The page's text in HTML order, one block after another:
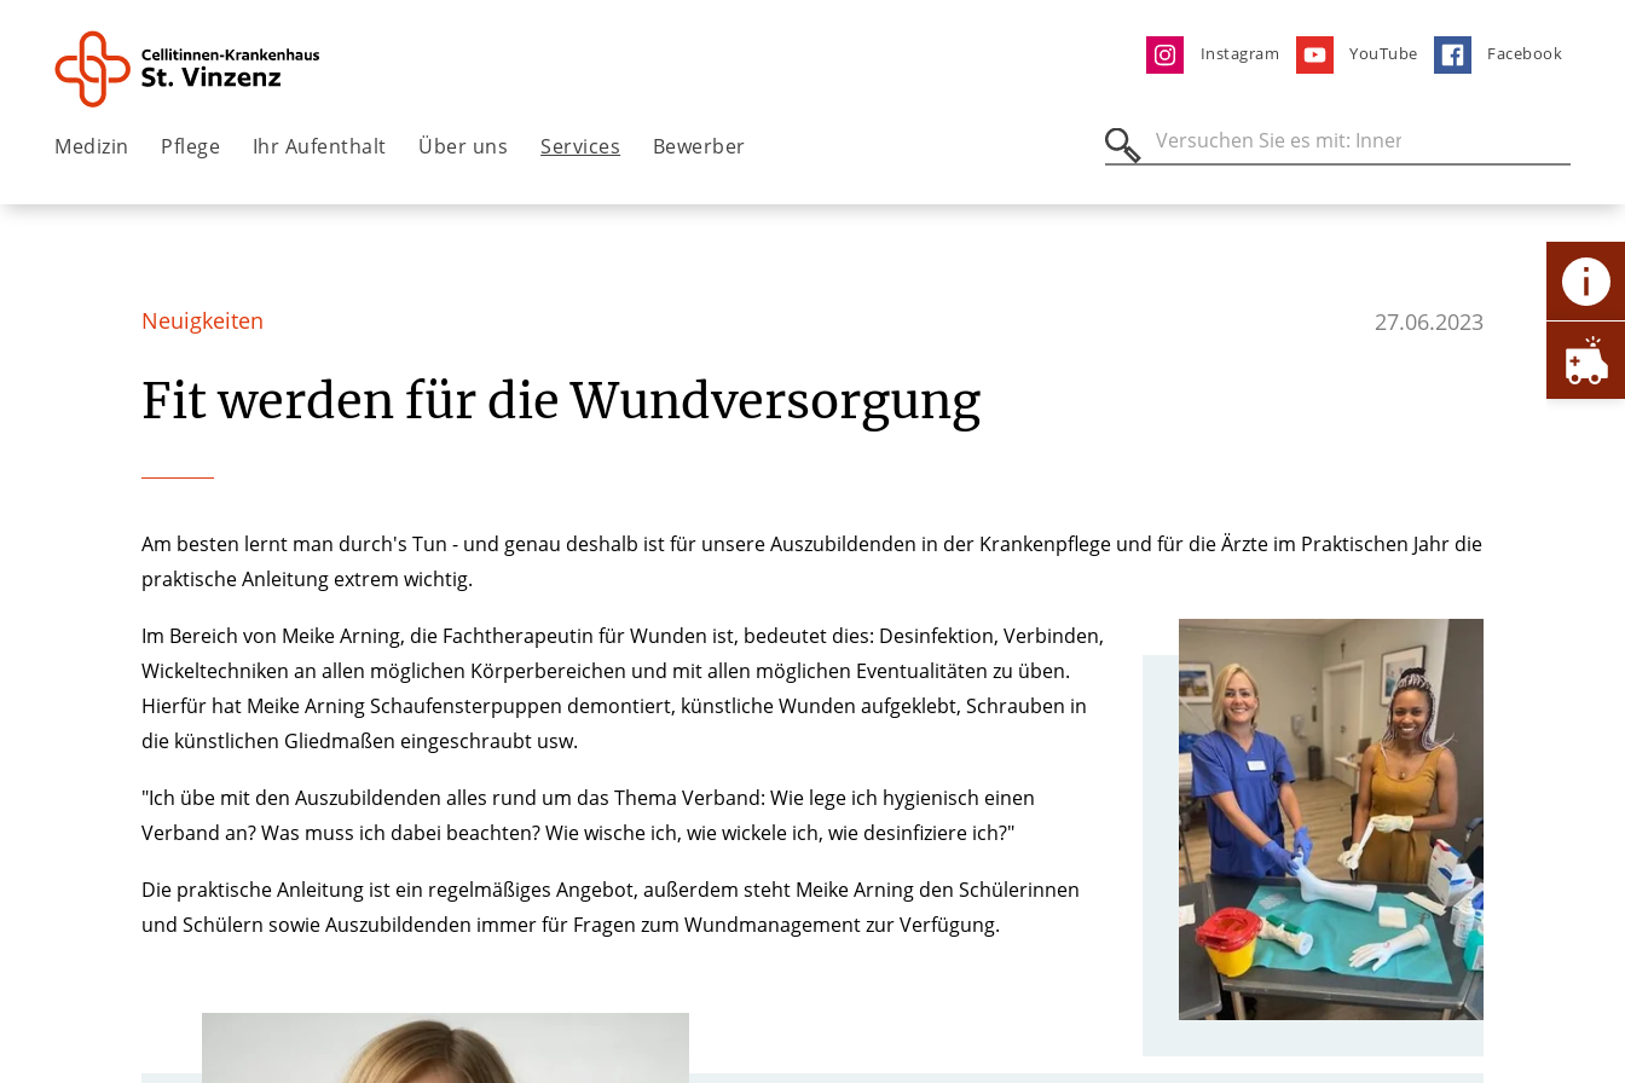
Instagram YouTube Facebook
Medizin Pflege Ihr Aufenthalt Über uns Services Bewerber
Neuigkeiten 27.06.2023
Fit werden für die Wundversorgung
Am besten lernt man durch's Tun - und genau deshalb ist für unsere Auszubildenden in der Krankenpflege und für die Ärzte im Praktischen Jahr die
praktische Anleitung extrem wichtig.
Im Bereich von Meike Arning, die Fachtherapeutin für Wunden ist, bedeutet dies: Desinfektion, Verbinden,
Wickeltechniken an allen möglichen Körperbereichen und mit allen möglichen Eventualitäten zu üben.
Hierfür hat Meike Arning Schaufensterpuppen demontiert, künstliche Wunden aufgeklebt, Schrauben in
die künstlichen Gliedmaßen eingeschraubt usw.
"Ich übe mit den Auszubildenden alles rund um das Thema Verband: Wie lege ich hygienisch einen
Verband an? Was muss ich dabei beachten? Wie wische ich, wie wickele ich, wie desinfiziere ich?"
Die praktische Anleitung ist ein regelmäßiges Angebot, außerdem steht Meike Arning den Schülerinnen
und Schülern sowie Auszubildenden immer für Fragen zum Wundmanagement zur Verfügung.